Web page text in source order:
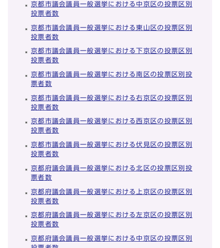
京都市議会議員一般選挙における中京区の投票区別
投票者数
京都市議会議員一般選挙における東山区の投票区別
投票者数
京都市議会議員一般選挙における下京区の投票区別
投票者数
京都市議会議員一般選挙における南区の投票区別投
票者数
京都市議会議員一般選挙における右京区の投票区別
投票者数
京都市議会議員一般選挙における西京区の投票区別
投票者数
京都市議会議員一般選挙における伏見区の投票区別
投票者数
京都府議会議員一般選挙における北区の投票区別投
票者数
京都府議会議員一般選挙における上京区の投票区別
投票者数
京都府議会議員一般選挙における左京区の投票区別
投票者数
京都府議会議員一般選挙における中京区の投票区別